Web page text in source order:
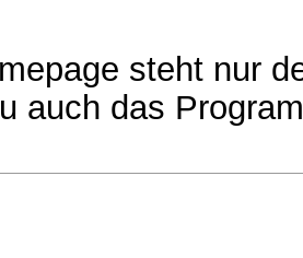
steht nur
auch das